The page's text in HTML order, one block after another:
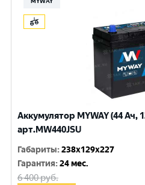
Аккумулятор MYWAY (44 Ач,
арт.MW440JSU
Габариты:238x129x227
Гарантия:24 мес.
6 400руб.